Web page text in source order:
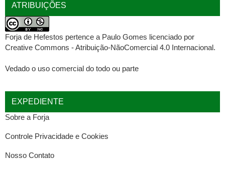
ATRIBUIÇÕES
Forja de Hefestos pertence a Paulo Gomes licenciado por
Creative Commons - Atribuição-NãoComercial 4.0 Internacional.
Vedado o uso comercial do todo ou parte
EXPEDIENTE
Sobre a Forja
Controle Privacidade e Cookies
Nosso Contato